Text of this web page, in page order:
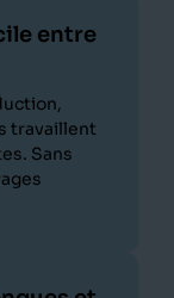
entre
travaillent
Sans